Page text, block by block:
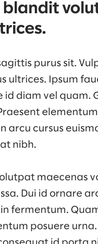
purus sit.
ultrices. Ipsum
id diam vel quam.
arcu cursus
nibh.
maecenas
Dui id ornare
fermentum.
posuere